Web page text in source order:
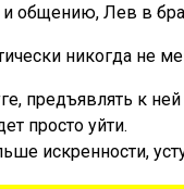
общению, Лев в
никогда не
предъявлять к
просто уйти.
искренности,